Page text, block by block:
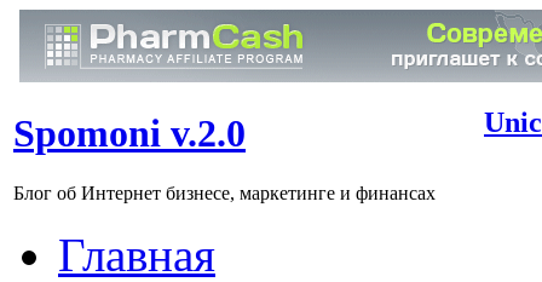
Spomoni v.2.0
Блог об Интернет бизнесе, маркетинге и финансах
Главная